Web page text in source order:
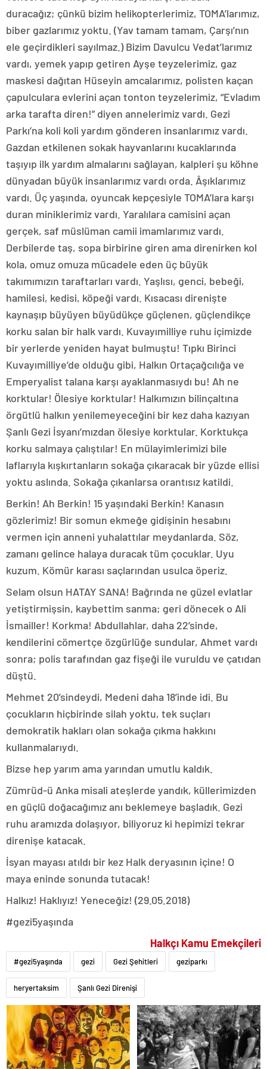
duracağız; çünkü bizim helikopterlerimiz, TOMA’larımız,
biber gazlarımız yoktu. (Yav tamam tamam, Çarşı’nın
ele geçirdikleri sayılmaz.) Bizim Davulcu Vedat’larımız
vardı, yemek yapıp getiren Ayşe teyzelerimiz, gaz
maskesi dağıtan Hüseyin amcalarımız, polisten kaçan
çapulculara evlerini açan tonton teyzelerimiz, “Evladım
arka tarafta diren!” diyen annelerimiz vardı. Gezi
Parkı’na koli koli yardım gönderen insanlarımız vardı.
Gazdan etkilenen sokak hayvanlarını kucaklarında
taşıyıp ilk yardım almalarını sağlayan, kalpleri şu köhne
dünyadan büyük insanlarımız vardı orda. Âşıklarımız
vardı. Üç yaşında, oyuncak kepçesiyle TOMA’lara karşı
duran miniklerimiz vardı. Yaralılara camisini açan
gerçek, saf müslüman camii imamlarımız vardı.
Derbilerde taş, sopa birbirine giren ama direnirken kol
kola, omuz omuza mücadele eden üç büyük
takımımızın taraftarları vardı. Yaşlısı, genci, bebeği,
hamilesi, kedisi, köpeği vardı. Kısacası direnişte
kaynaşıp büyüyen büyüdükçe güçlenen, güçlendikçe
korku salan bir halk vardı. Kuvayımilliye ruhu içimizde
bir yerlerde yeniden hayat bulmuştu! Tıpkı Birinci
Kuvayımilliye’de olduğu gibi, Halkın Ortaçağcılığa ve
Emperyalist talana karşı ayaklanmasıydı bu! Ah ne
korktular! Ölesiye korktular! Halkımızın bilinçaltına
örgütlü halkın yenilemeyeceğini bir kez daha kazıyan
Şanlı Gezi İsyanı’mızdan ölesiye korktular. Korktukça
korku salmaya çalıştılar! En mülayimlerimizi bile
laflarıyla kışkırtanların sokağa çıkaracak bir yüzde ellisi
yoktu aslında. Sokağa çıkanlarsa orantısız katildi.
Berkin! Ah Berkin! 15 yaşındaki Berkin! Kanasın
gözlerimiz! Bir somun ekmeğe gidişinin hesabını
vermen için anneni yuhalattılar meydanlarda. Söz,
zamanı gelince halaya duracak tüm çocuklar. Uyu
kuzum. Kömür karası saçlarından usulca öperiz.
Selam olsun HATAY SANA! Bağrında ne güzel evlatlar
yetiştirmişsin, kaybettim sanma; geri dönecek o Ali
İsmailler! Korkma! Abdullahlar, daha 22’sinde,
kendilerini cömertçe özgürlüğe sundular, Ahmet vardı
sonra; polis tarafından gaz fişeği ile vuruldu ve çatıdan
düştü.
Mehmet 20’sindeydi, Medeni daha 18’inde idi. Bu
çocukların hiçbirinde silah yoktu, tek suçları
demokratik hakları olan sokağa çıkma hakkını
kullanmalarıydı.
Bizse hep yarım ama yarından umutlu kaldık.
Zümrüd-ü Anka misali ateşlerde yandık, küllerimizden
en güçlü doğacağımız anı beklemeye başladık. Gezi
ruhu aramızda dolaşıyor, biliyoruz ki hepimizi tekrar
direnişe katacak.
İsyan mayası atıldı bir kez Halk deryasının içine! O
maya eninde sonunda tutacak!
Halkız! Haklıyız! Yeneceğiz! (29.05.2018)
#gezi5yaşında
Halkçı Kamu Emekçileri
#gezi5yaşında gezi Gezi Şehitleri geziparkı
heryertaksim Şanlı Gezi Direnişi